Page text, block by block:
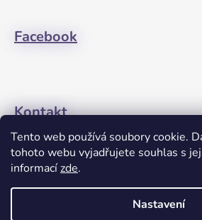
Tento web používá soubory cookie.
tohoto webu vyjadřujete souhlas s
informacízde.
Nastavení
Facebook
Kontakt
+420608274762